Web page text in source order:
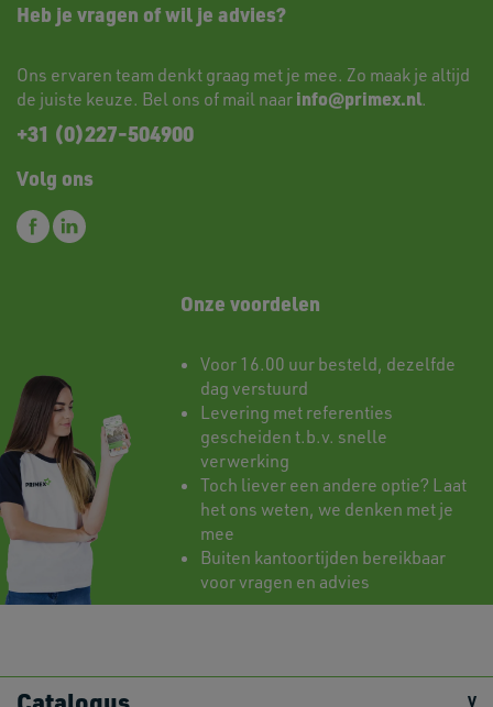
Heb je vragen of wil je advies?
Ons ervaren team denkt graag met je mee. Zo maak je altijd
de juiste keuze. Bel ons of mail naar info@primex.nl.
+31 (0)227-504900
Volg ons
Onze voordelen
Voor 16.00 uur besteld, dezelfde
dag verstuurd
Levering met referenties
gescheiden t.b.v. snelle
verwerking
Toch liever een andere optie? Laat
het ons weten, we denken met je
mee
Buiten kantoortijden bereikbaar
voor vragen en advies